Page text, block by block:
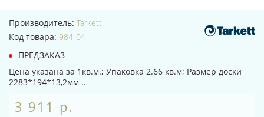
Производитель: Tarkett
Код товара: 984-04
ПРЕДЗАКАЗ
Цена указана за 1кв.м.; Упаковка 2.66 кв.м; Размер доски
2283*194*13,2мм ..
3 911 р.